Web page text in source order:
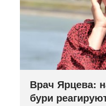
Врач Ярцева:
бури